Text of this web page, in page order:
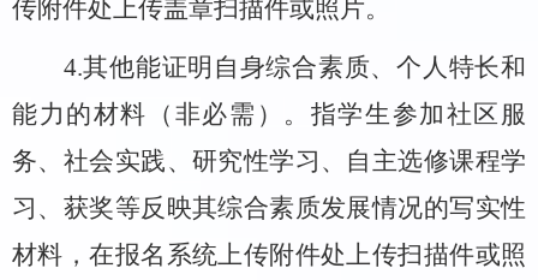
传附件处上传盖章扫描件或照片。
4.其他能证明自身综合素质、个人特长和
能力的材料 （ 非必需 ） 。指学生参加社区服
务、社会实践、研究性学习、自主选修课程学
习、获奖等反映其综合素质发展情况的写实性
材料，在报名系统上传附件处上传扫描件或照